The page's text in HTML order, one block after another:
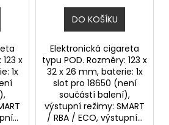
x
1x
DO KOŠÍKU
Elektronická cigareta
typu POD. Rozměry: 123 x
32 x 26 mm, baterie: 1x
slot pro 18650 (není
součástí balení),
výstupní režimy: SMART
/ RBA / ECO, výstupní...